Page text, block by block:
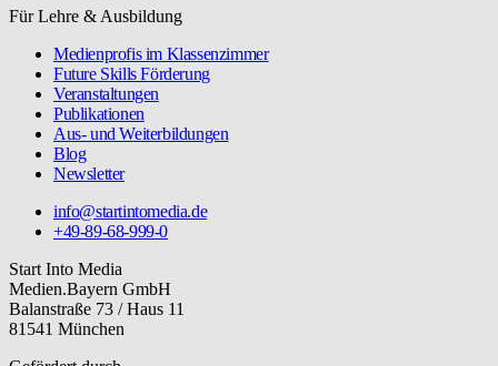
Für Lehre & Ausbildung
Medienprofis im Klassenzimmer
Future Skills Förderung
Veranstaltungen
Publikationen
Aus- und Weiterbildungen
Blog
Newsletter
info@startintomedia.de
+49-89-68-999-0
Start Into Media
Medien.Bayern GmbH
Balanstraße 73 / Haus 11
81541 München